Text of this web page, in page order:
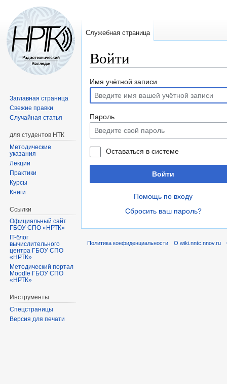
Войти
Перейти
навигации
Перейти
поиску
Имя учётной записи
Пароль
Оставаться в системе
Войти
Помощь по входу
Сбросить ваш пароль?
Служебная страница
Заглавная страница
Свежие правки
Случайная статья
для студентов НТК
Методические
указания
Лекции
Практики
Курсы
Книги
Ссылки
Официальный сайт
ГБОУ СПО «НРТК»
IT-блог
вычислительного
центра ГБОУ СПО
«НРТК»
Методический портал
Moodle ГБОУ СПО
«НРТК»
Инструменты
Спецстраницы
Версия для печати
Политика конфиденциальности О wiki.nntc.nnov.ru